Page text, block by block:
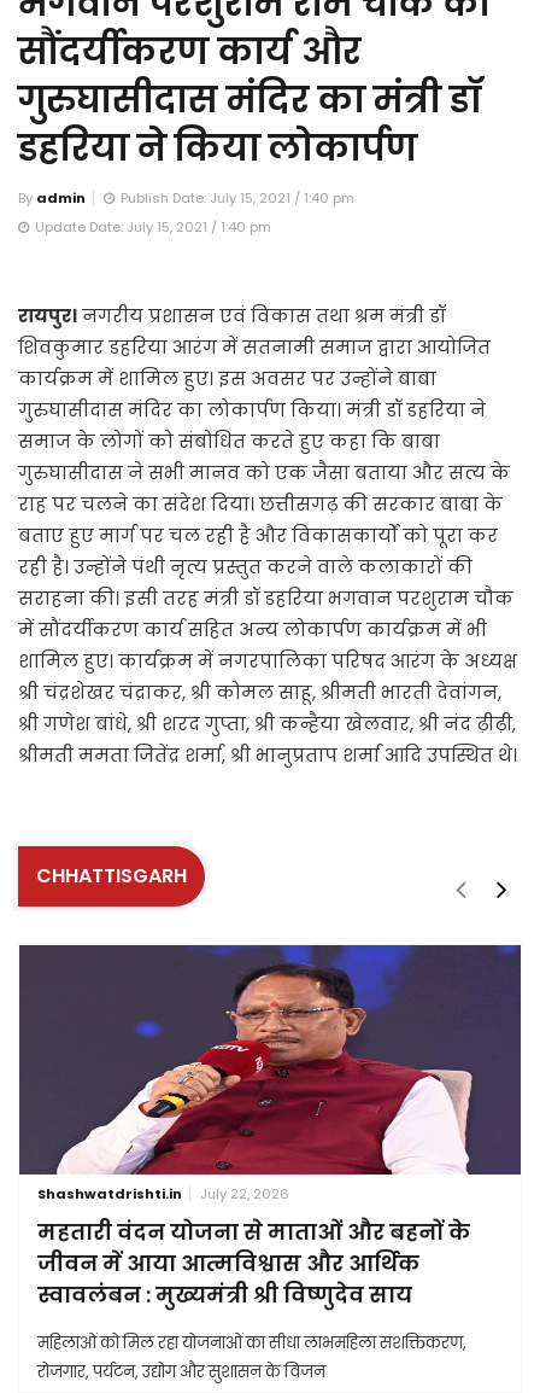
सौंदर्यीकरण कार्य और
गुरुघासीदास मंदिर का मंत्री डॉ
डहरिया ने किया लोकार्पण
By admin
Publish Date: July 15, 2021 / 1:40 pm
Update Date: July 15, 2021 / 1:40 pm
रायपुर।नगरीय प्रशासन एवं विकास तथा श्रम मंत्री डॉ
शिवकुमार डहरिया आरंग में सतनामी समाज द्वारा आयोजित
कार्यक्रम में शामिल हुए। इस अवसर पर उन्होंने बाबा
गुरुघासीदास मंदिर का लोकार्पण किया। मंत्री डॉ डहरिया ने
समाज के लोगों को संबोधित करते हुए कहा कि बाबा
गुरुघासीदास ने सभी मानव को एक जैसा बताया और सत्य के
राह पर चलने का संदेश दिया। छत्तीसगढ़ की सरकार बाबा के
बताए हुए मार्ग पर चल रही है और विकासकार्यों को पूरा कर
रही है। उन्होंने पंथी नृत्य प्रस्तुत करने वाले कलाकारों की
सराहना की। इसी तरह मंत्री डॉ डहरिया भगवान परशुराम चौक
में सौंदर्यीकरण कार्य सहित अन्य लोकार्पण कार्यक्रम में भी
शामिल हुए। कार्यक्रम में नगरपालिका परिषद आरंग के अध्यक्ष
श्री चंद्रशेखर चंद्राकर, श्री कोमल साहू, श्रीमती भारती देवांगन,
श्री गणेश बांधे, श्री शरद गुप्ता, श्री कन्हैया खेलवार, श्री नंद ढ़ीढ़ी,
श्रीमती ममता जितेंद्र शर्मा, श्री भानुप्रताप शर्मा आदि उपस्थित थे।
CHHATTISGARH
Shashwatdrishti.in July 22, 2026
महतारी वंदन योजना से माताओं और बहनों के
जीवन में आया आत्मविश्वास और आर्थिक
स्वावलंबन : मुख्यमंत्री श्री विष्णुदेव साय
महिलाओं को मिल रहा योजनाओं का सीधा लाभमहिला सशक्तिकरण,
रोजगार, पर्यटन, उद्योग और सुशासन के विजन